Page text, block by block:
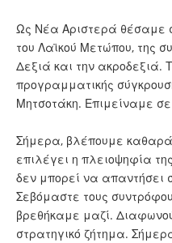
Ως Νέα Αριστερά θέσαμε
του Λαϊκού Μετώπου, της
Δεξιά και την ακροδεξιά.
προγραμματικής
Μητσοτάκη. Επιμείναμε
Σήμερα, βλέπουμε καθαρά
επιλέγει η πλειοψηφία
δεν μπορεί να απαντήσει
Σεβόμαστε τους
βρεθήκαμε μαζί.
στρατηγικό ζήτημα.